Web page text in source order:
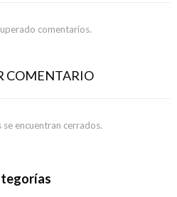
comentarios.
COMENTARIO
se encuentran cerrados.